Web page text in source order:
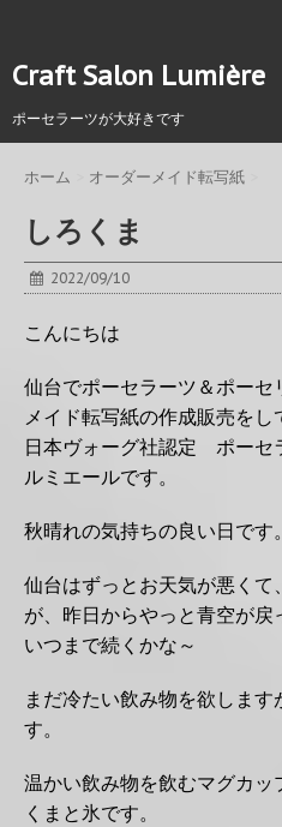
Craft Salon Lumière
ポーセラーツが大好きです
ホーム オーダーメイド転写紙
しろくま
2022/09/10
こんにちは
仙台でポーセラーツ＆ポー
メイド転写紙の作成販売をし
日本ヴォーグ社認定 ポーセ
ルミエールです。
秋晴れの気持ちの良い日です。
仙台はずっとお天気が悪くて
が、昨日からやっと青空が戻
いつまで続くかな～
まだ冷たい飲み物を欲しま
す。
温かい飲み物を飲むマグカッ
くまと氷です。